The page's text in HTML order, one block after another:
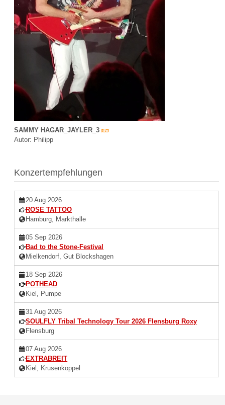
SAMMY HAGAR_JAYLER_3
Autor: Philipp
Konzertempfehlungen
20 Aug 2026
ROSE TATTOO
Hamburg, Markthalle
05 Sep 2026
Bad to the Stone-Festival
Mielkendorf, Gut Blockshagen
18 Sep 2026
POTHEAD
Kiel, Pumpe
31 Aug 2026
SOULFLY Tribal Technology Tour 2026 Flensburg Roxy
Flensburg
07 Aug 2026
EXTRABREIT
Kiel, Krusenkoppel